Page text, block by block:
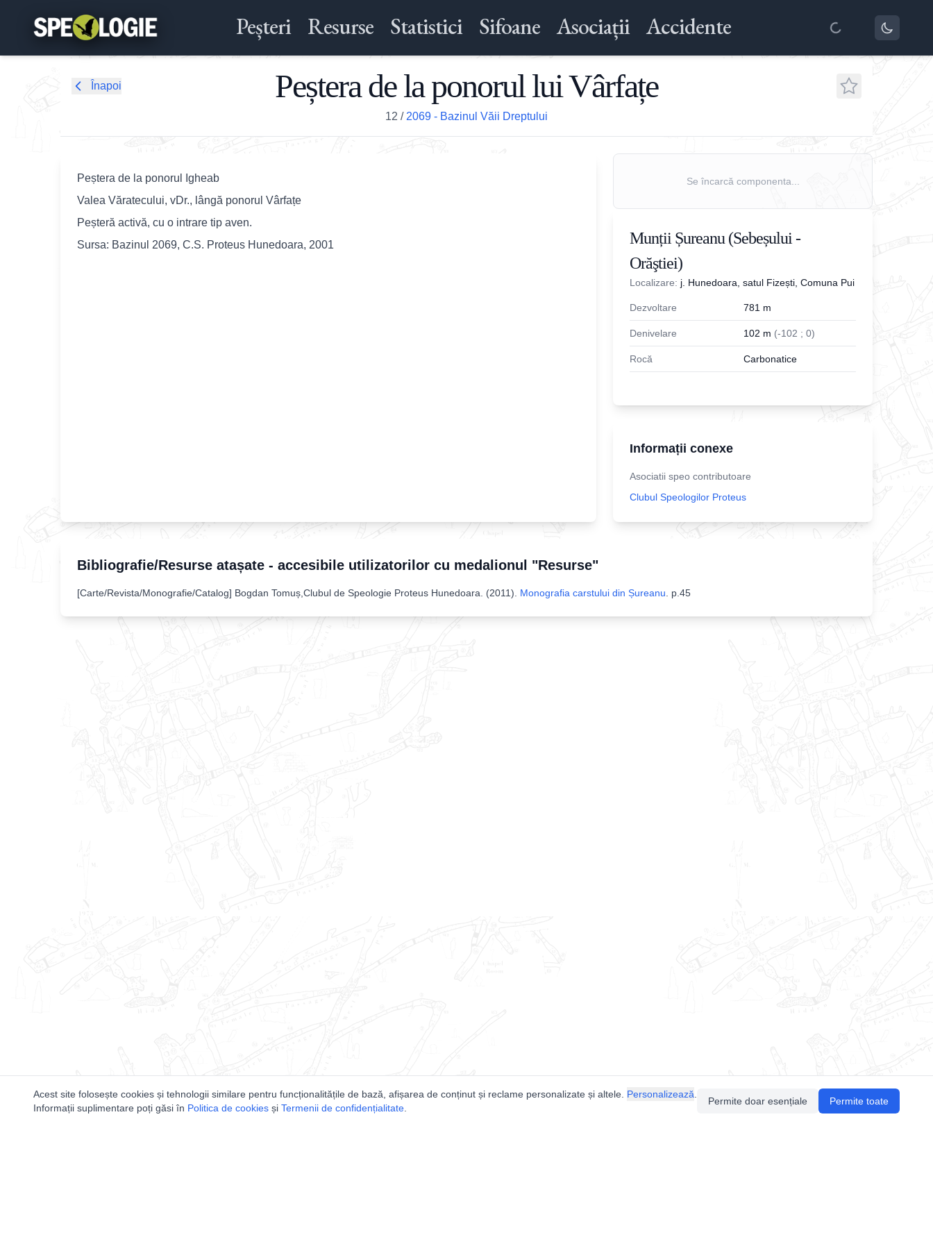
Peșteri Resurse Statistici Sifoane Asociații Accidente
Înapoi Peștera de la ponorul lui Vârfațe
12 / 2069 - Bazinul Văii Dreptului
Peștera de la ponorul Igheab
Valea Văratecului, vDr., lângă ponorul Vârfațe
Peșteră activă, cu o intrare tip aven.
Sursa: Bazinul 2069, C.S. Proteus Hunedoara, 2001
Se încarcă componenta...
Munții Șureanu (Sebeșului -
Orăştiei)
Localizare: j. Hunedoara, satul Fizești, Comuna Pui
Dezvoltare 781 m
Denivelare 102 m (-102 ; 0)
Rocă Carbonatice
Informații conexe
Asociatii speo contributoare
Clubul Speologilor Proteus
Bibliografie/Resurse atașate - accesibile utilizatorilor cu medalionul "Resurse"
[Carte/Revista/Monografie/Catalog] Bogdan Tomuș,Clubul de Speologie Proteus Hunedoara . (2011). Monografia carstului din Șureanu p.45
Acest site folosește cookies și tehnologii similare pentru funcționalitățile de bază, afișarea de conținut și reclame personalizate și altele. Personalizează
Informații suplimentare poți găsi în Politica de cookies și Termenii de confidențialitate
Permite doar esențiale Permite toate